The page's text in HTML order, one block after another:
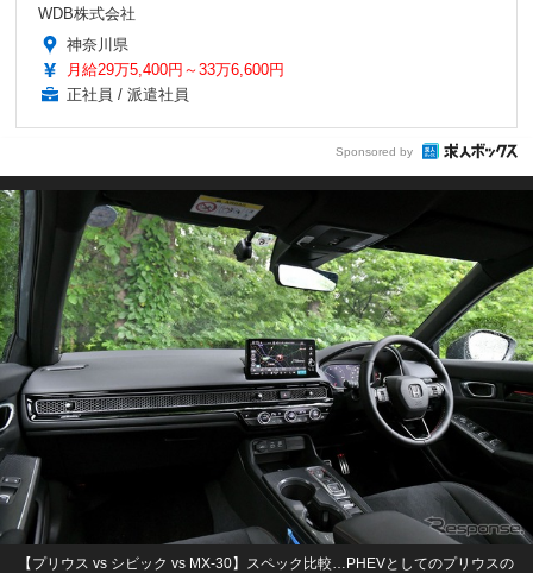
WDB株式会社
神奈川県
月給29万5,400円～33万6,600円
正社員 / 派遣社員
Sponsored by
【プリウス vs シビック vs MX-30】スペック比較…PHEVとしてのプリウスの